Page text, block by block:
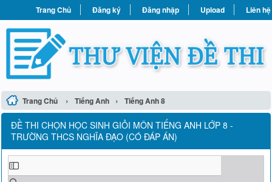
Trang Chủ Đăng ký Đăng nhập Upload Liên hệ
Trang Chủ › Tiếng Anh › Tiếng Anh 8
ĐỀ THI CHỌN HỌC SINH GIỎI MÔN TIẾNG ANH LỚP 8 -
TRƯỜNG THCS NGHĨA ĐẠO (CÓ ĐÁP ÁN)